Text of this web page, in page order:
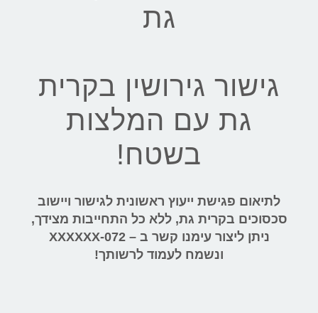
גת
גישור גירושין בקרית
גת עם המלצות
בשטח!
לתיאום פגישת ייעוץ ראשונית לגישור ויישוב
סכסוכים בקרית גת, ללא כל התחייבות מצידך,
ניתן ליצור עימנו קשר ב – 072-XXXXXX
ונשמח לעמוד לרשותך!